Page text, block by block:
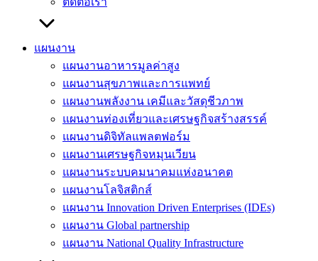
แผนงาน
แผนงานอาหารมูลค่าสูง
แผนงานสุขภาพและการแพทย์
แผนงานพลังงาน เคมีและวัสดุชีวภาพ
แผนงานท่องเที่ยวและเศรษฐกิจสร้างสรรค์
แผนงานดิจิทัลแพลตฟอร์ม
แผนงานเศรษฐกิจหมุนเวียน
แผนงานระบบคมนาคมแห่งอนาคต
แผนงานโลจิสติกส์
แผนงาน Innovation Driven Enterprises (IDEs)
แผนงาน Global partnership
แผนงาน National Quality Infrastructure